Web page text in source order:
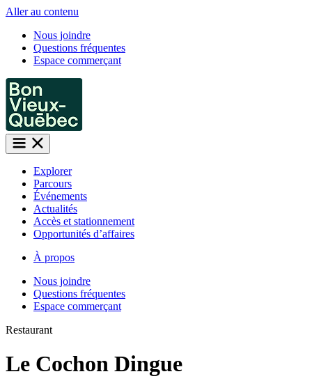
Aller au contenu
Nous joindre
Questions fréquentes
Espace commerçant
Explorer
Parcours
Événements
Actualités
Accès et stationnement
Opportunités d’affaires
À propos
Nous joindre
Questions fréquentes
Espace commerçant
Restaurant
Le Cochon Dingue